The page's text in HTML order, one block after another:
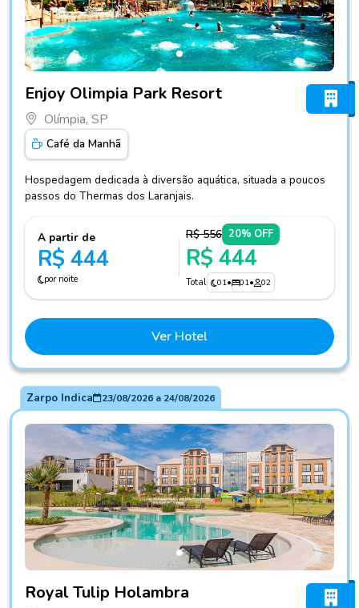
Enjoy Olimpia Park Resort
Olímpia, SP
Café da Manhã
Hospedagem dedicada à diversão aquática, situada a poucos
passos do Thermas dos Laranjais.
A partir de
R$ 444
por noite
R$ 556 20% OFF
R$ 444
Total 01• 01• 02
Ver Hotel
Zarpo Indica 23/08/2026a 24/08/2026
Royal Tulip Holambra